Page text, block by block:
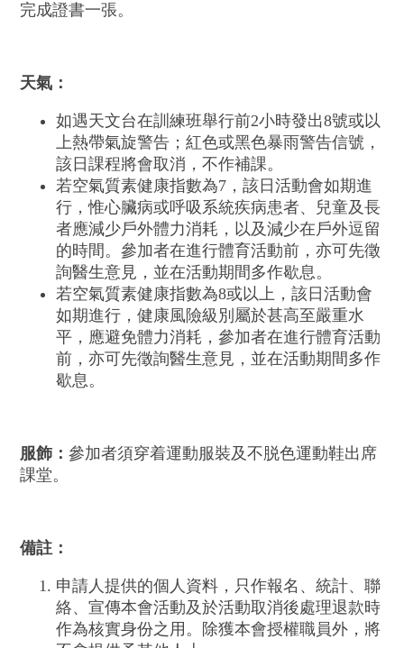
完成證書一張。
天氣：
如遇天文台在訓練班舉行前2小時發出8號或以
上熱帶氣旋警告；紅色或黑色暴雨警告信號，
該日課程將會取消，不作補課。
若空氣質素健康指數為7，該日活動會如期進
行，惟心臟病或呼吸系統疾病患者、兒童及長
者應減少戶外體力消耗，以及減少在戶外逗留
的時間。參加者在進行體育活動前，亦可先徵
詢醫生意見，並在活動期間多作歇息。
若空氣質素健康指數為8或以上，該日活動會
如期進行，健康風險級別屬於甚高至嚴重水
平，應避免體力消耗，參加者在進行體育活動
前，亦可先徵詢醫生意見，並在活動期間多作
歇息。
服飾： 參加者須穿着運動服裝及不脱色運動鞋出席
課堂。
備註：
申請人提供的個人資料，只作報名、統計、聯
絡、宣傳本會活動及於活動取消後處理退款時
作為核實身份之用。除獲本會授權職員外，將